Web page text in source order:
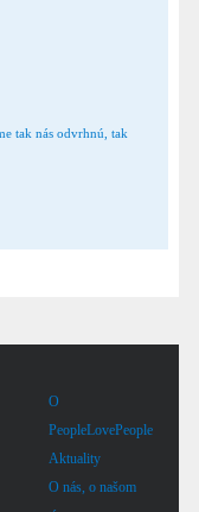
tak nás odvrhnú, tak
O
PeopleLovePeople
Aktuality
O nás, o našom